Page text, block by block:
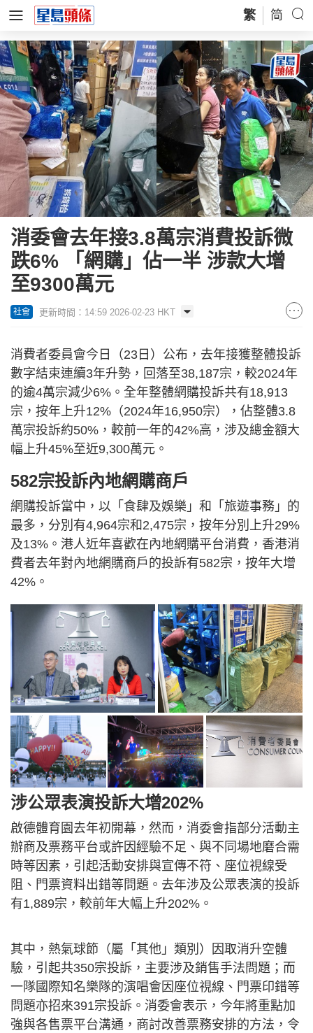
繁 简
消委會去年接3.8萬宗消費投訴微
跌6% 「網購」佔一半 涉款大增
至9300萬元
社會 更新時間：14:59 2026-02-23 HKT
消費者委員會今日（23日）公布，去年接獲整體投訴
數字結束連續3年升勢，回落至38,187宗，較2024年
的逾4萬宗減少6%。全年整體網購投訴共有18,913
宗，按年上升12%（2024年16,950宗），佔整體3.8
萬宗投訴約50%，較前一年的42%高，涉及總金額大
幅上升45%至近9,300萬元。
582宗投訴內地網購商戶
網購投訴當中，以「食肆及娛樂」和「旅遊事務」的
最多，分別有4,964宗和2,475宗，按年分別上升29%
及13%。港人近年喜歡在內地網購平台消費，香港消
費者去年對內地網購商戶的投訴有582宗，按年大增
42%。
涉公眾表演投訴大增202%
啟德體育園去年初開幕，然而，消委會指部分活動主
辦商及票務平台或許因經驗不足、與不同場地磨合需
時等因素，引起活動安排與宣傳不符、座位視線受
阻、門票資料出錯等問題。去年涉及公眾表演的投訴
有1,889宗，較前年大幅上升202%。
其中，熱氣球節（屬「其他」類別）因取消升空體
驗，引起共350宗投訴，主要涉及銷售手法問題；而
一隊國際知名樂隊的演唱會因座位視線、門票印錯等
問題亦招來391宗投訴。消委會表示，今年將重點加
強與各售票平台溝通，商討改善票務安排的方法，令